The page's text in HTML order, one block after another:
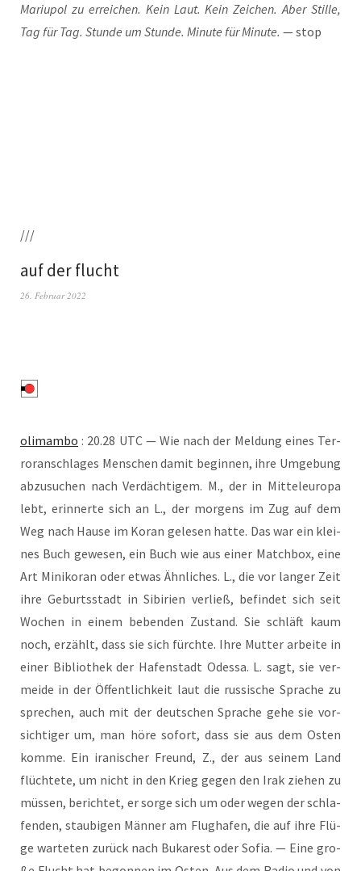
Mariu­pol zu errei­chen. Kein Laut. Kein Zei­chen. Aber Stil­le,
Tag für Tag. Stun­de um Stun­de. Minu­te für Minu­te. — stop
///
auf der flucht
26. Februar 2022
oli­mam­bo : 20.28 UTC — Wie nach der Mel­dung eines Ter­
ror­an­schla­ges Men­schen damit begin­nen, ihre Umge­bung
abzu­su­chen nach Ver­däch­ti­gem. M., der in Mit­tel­eu­ro­pa
lebt, erin­ner­te sich an L., der mor­gens im Zug auf dem
Weg nach Hau­se im Koran gele­sen hat­te. Das war ein klei­
nes Buch gewe­sen, ein Buch wie aus einer Match­box, eine
Art Miniko­ran oder etwas Ähn­li­ches. L., die vor lan­ger Zeit
ihre Geburts­stadt in Sibi­ri­en ver­ließ, befin­det sich seit
Wochen in einem beben­den Zustand. Sie schläft kaum
noch, erzählt, dass sie sich fürch­te. Ihre Mut­ter arbei­te in
einer Biblio­thek der Hafen­stadt Odes­sa. L. sagt, sie ver­
mei­de in der Öffent­lich­keit laut die rus­si­sche Spra­che zu
spre­chen, auch mit der deut­schen Spra­che gehe sie vor­
sich­ti­ger um, man höre sofort, dass sie aus dem Osten
kom­me. Ein ira­ni­scher Freund, Z., der aus sei­nem Land
flüch­te­te, um nicht in den Krieg gegen den Irak zie­hen zu
müs­sen, berich­tet, er sor­ge sich um oder wegen der schla­
fen­den, stau­bi­gen Män­ner am Flug­ha­fen, die auf ihre Flü­
ge war­te­ten zurück nach Buka­rest oder Sofia. — Eine gro­